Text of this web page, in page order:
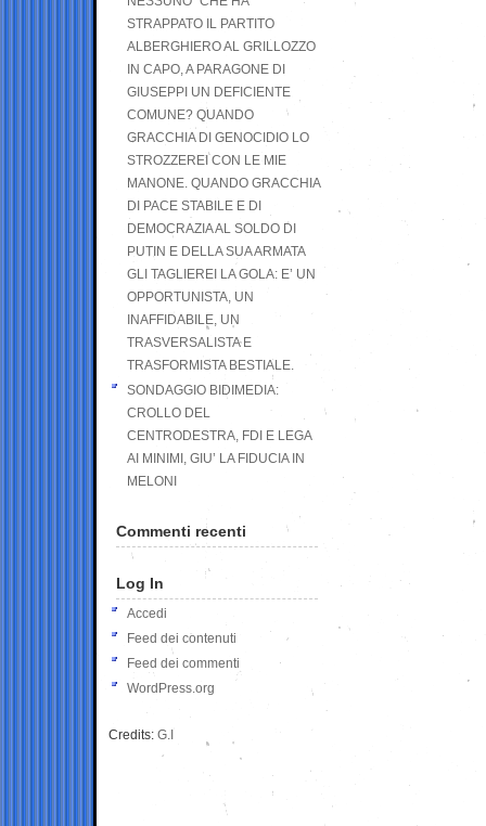
STRAPPATO IL PARTITO
ALBERGHIERO AL GRILLOZZO
IN CAPO, A PARAGONE DI
GIUSEPPI UN DEFICIENTE
COMUNE? QUANDO
GRACCHIA DI GENOCIDIO LO
STROZZEREI CON LE MIE
MANONE. QUANDO GRACCHIA
DI PACE STABILE E DI
DEMOCRAZIA AL SOLDO DI
PUTIN E DELLA SUA ARMATA
GLI TAGLIEREI LA GOLA: E’ UN
OPPORTUNISTA, UN
INAFFIDABILE, UN
TRASVERSALISTA E
TRASFORMISTA BESTIALE.
SONDAGGIO BIDIMEDIA:
CROLLO DEL
CENTRODESTRA, FDI E LEGA
AI MINIMI, GIU’ LA FIDUCIA IN
MELONI
Commenti recenti
Log In
Accedi
Feed dei contenuti
Feed dei commenti
WordPress.org
Credits: G.I